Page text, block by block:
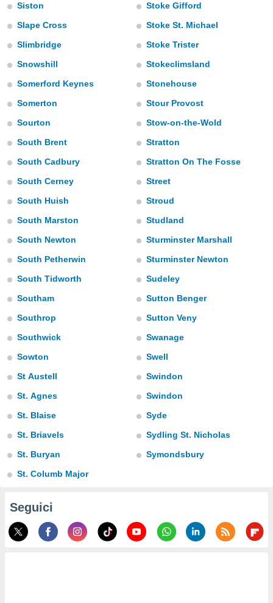
il tuo
in
del
web.
cookie
al
web
ti
installati
la
il
o
Siston
Slape Cross
Slimbridge
Snowshill
Somerford Keynes
Somerton
Sourton
South Brent
South Cadbury
South Cerney
South Huish
South Marston
South Newton
South Petherwin
South Tidworth
Southam
Southrop
Southwick
Sowton
St Austell
St. Agnes
St. Blaise
St. Briavels
St. Buryan
St. Columb Major
Stoke Gifford
Stoke St. Michael
Stoke Trister
Stokeclimsland
Stonehouse
Stour Provost
Stow-on-the-Wold
Stratton
Stratton On The Fosse
Street
Stroud
Studland
Sturminster Marshall
Sturminster Newton
Sudeley
Sutton Benger
Sutton Veny
Swanage
Swell
Swindon
Swindon
Syde
Sydling St. Nicholas
Symondsbury
Seguici